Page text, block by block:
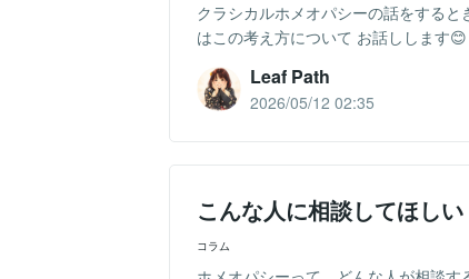
クラシカルホメオパシーの話をする
はこの考え方について お話ししま
Leaf Path
2026/05/12 02:35
こんな人に相談してほしい
コラム